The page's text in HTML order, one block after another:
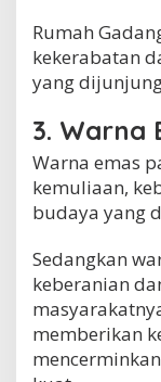
Rumah
kekerabatan
yang
3. Warna
Warna emas
kemuliaan,
budaya yang
Sedangkan
keberanian
memberikan